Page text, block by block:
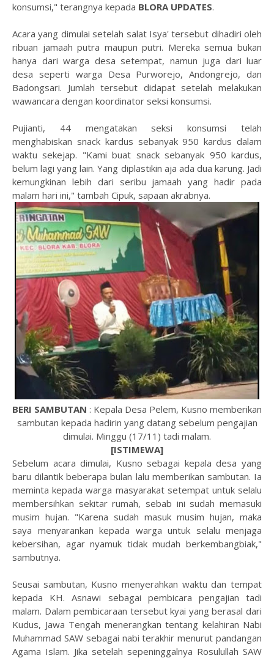
konsumsi," terangnya kepada BLORA UPDATES.
Acara yang dimulai setelah salat Isya' tersebut dihadiri oleh
ribuan jamaah putra maupun putri. Mereka semua bukan
hanya dari warga desa setempat, namun juga dari luar
desa seperti warga Desa Purworejo, Andongrejo, dan
Badongsari. Jumlah tersebut didapat setelah melakukan
wawancara dengan koordinator seksi konsumsi.
Pujianti, 44 mengatakan seksi konsumsi telah
menghabiskan snack kardus sebanyak 950 kardus dalam
waktu sekejap. "Kami buat snack sebanyak 950 kardus,
belum lagi yang lain. Yang diplastikin aja ada dua karung. Jadi
kemungkinan lebih dari seribu jamaah yang hadir pada
malam hari ini," tambah Cipuk, sapaan akrabnya.
BERI SAMBUTAN : Kepala Desa Pelem, Kusno memberikan
sambutan kepada hadirin yang datang sebelum pengajian
dimulai. Minggu (17/11) tadi malam.
[ISTIMEWA]
Sebelum acara dimulai, Kusno sebagai kepala desa yang
baru dilantik beberapa bulan lalu memberikan sambutan. Ia
meminta kepada warga masyarakat setempat untuk selalu
membersihkan sekitar rumah, sebab ini sudah memasuki
musim hujan. "Karena sudah masuk musim hujan, maka
saya menyarankan kepada warga untuk selalu menjaga
kebersihan, agar nyamuk tidak mudah berkembangbiak,"
sambutnya.
Seusai sambutan, Kusno menyerahkan waktu dan tempat
kepada KH. Asnawi sebagai pembicara pengajian tadi
malam. Dalam pembicaraan tersebut kyai yang berasal dari
Kudus, Jawa Tengah menerangkan tentang kelahiran Nabi
Muhammad SAW sebagai nabi terakhir menurut pandangan
Agama Islam. Jika setelah sepeninggalnya Rosulullah SAW